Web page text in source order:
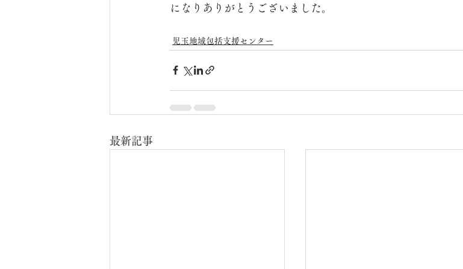
になりありがとうございました。
児玉地域包括支援センター
最新記事